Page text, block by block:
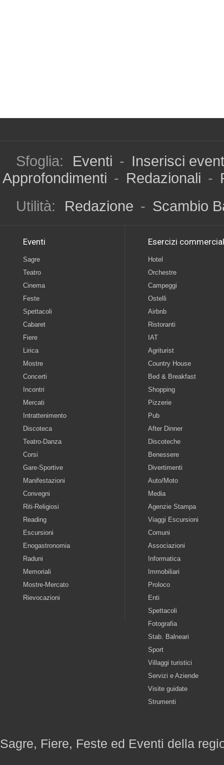
Sfoglia: Eventi - Inserisci
Approfondimenti - Redazionali -
Utilità:
Redazione - Scambio
Eventi
Sagre
Teatro
Cinema
Feste
Spettacoli
Cabaret
Fiere
Lirica
Mostre
Concerti
Incontri
Mercati
Intrattenimento
Discoteca
Teatro-Danza
Corsi
Gare-Sportive
Manifestazioni
Convegni
Riti-Religiosi
Reading
Escursioni
Enogastronomia
Raduni
Memoriali
Mostre-Mercato
Rievocazioni
Esercizi
Hotel
Orchestre
Campeggi
Ostelli
Airbnb
Ristoranti
IAT
Agriturist
Country House
Bed & Breakfast
Shopping
Pizzerie
Pub
After Dinner
Discoteche
Benessere
Divertimenti
Auto/Moto
Media
Agenzie Stampa
Viaggi Escursioni
Comuni
Associazioni
Informatica
Immobiliari
Proloco
Enti
Spettacoli
Fotografia
Stab. Balneari
Sport
Villaggi turistici
Servizi e Aziende
Visite guidate
Strumenti
Sagre, Fiere, Feste ed Eventi della